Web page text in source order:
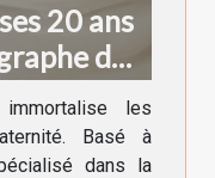
20 ans
de
!
les
Basé à
dans la